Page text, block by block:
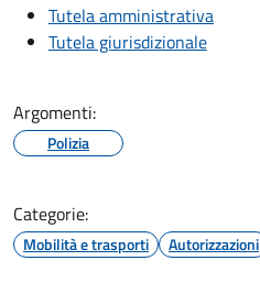
Tutela amministrativa
Tutela giurisdizionale
Argomenti:
Polizia
Categorie:
Mobilità e trasporti Autorizzazioni